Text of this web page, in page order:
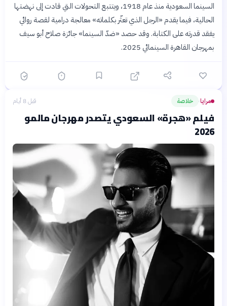
السينما السعودية منذ عام 1918، ويتتبع التحولات التي قادت إلى نهضتها
الحالية، فيما يقدم «الرجل الذي تعثّر بكلماته» معالجة درامية لقصة روائي
يفقد قدرته على الكتابة. وقد حصد «ضدّ السينما» جائزة صلاح أبو سيف
بمهرجان القاهرة السينمائي 2025.
مرايا› خلاصة قبل 8 أيام
فيلم «هجرة» السعودي يتصدر مهرجان مالمو
2026